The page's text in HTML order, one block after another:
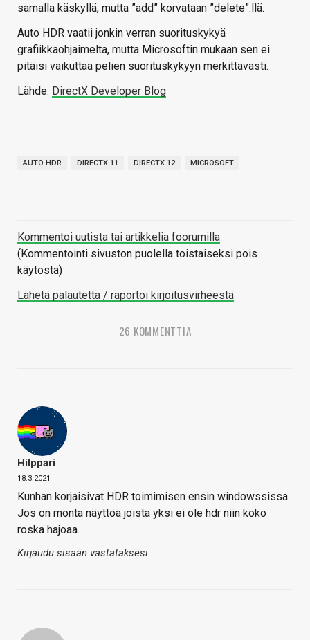
samalla käskyllä, mutta ”add” korvataan ”delete”:llä.
Auto HDR vaatii jonkin verran suorituskykyä
grafiikkaohjaimelta, mutta Microsoftin mukaan sen ei
pitäisi vaikuttaa pelien suorituskykyyn merkittävästi.
Lähde: DirectX Developer Blog
AUTO HDR DIRECTX 11 DIRECTX 12 MICROSOFT
Kommentoi uutista tai artikkelia foorumilla
(Kommentointi sivuston puolella toistaiseksi pois
käytöstä)
Lähetä palautetta / raportoi kirjoitusvirheestä
26 KOMMENTTIA
Hilppari
18.3.2021
Kunhan korjaisivat HDR toimimisen ensin windowssissa.
Jos on monta näyttöä joista yksi ei ole hdr niin koko
roska hajoaa.
Kirjaudu sisään vastataksesi